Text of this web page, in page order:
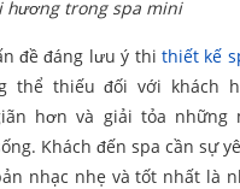
hương trong spa mini
đề đáng lưu ý thi thiết kế
thể thiếu đối với khách
hơn và giải tỏa những
Khách đến spa cần sự
nhạc nhẹ và tốt nhất là